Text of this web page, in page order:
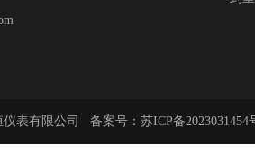
表有限公司 备案号： 苏ICP备2023031454